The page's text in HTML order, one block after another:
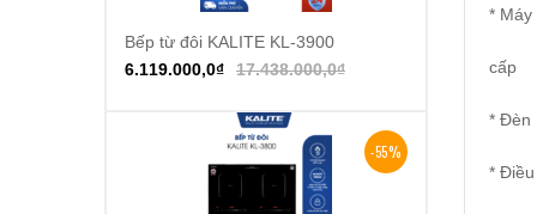
* Máy
cấp
* Đèn
*
Thêm vào giỏ hàng
Bếp từ đôi KALITE KL-3900
17.438.000,0₫
6.119.000,0₫
-55%